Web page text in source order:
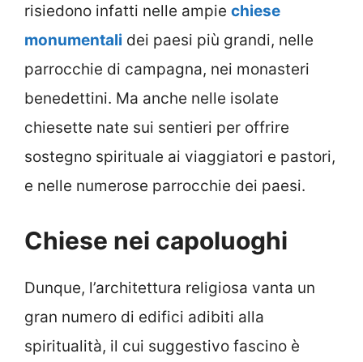
risiedono infatti nelle ampie chiese
monumentali dei paesi più grandi, nelle
parrocchie di campagna, nei monasteri
benedettini. Ma anche nelle isolate
chiesette nate sui sentieri per offrire
sostegno spirituale ai viaggiatori e pastori,
e nelle numerose parrocchie dei paesi.
Chiese nei capoluoghi
Dunque, l’architettura religiosa vanta un
gran numero di edifici adibiti alla
spiritualità, il cui suggestivo fascino è